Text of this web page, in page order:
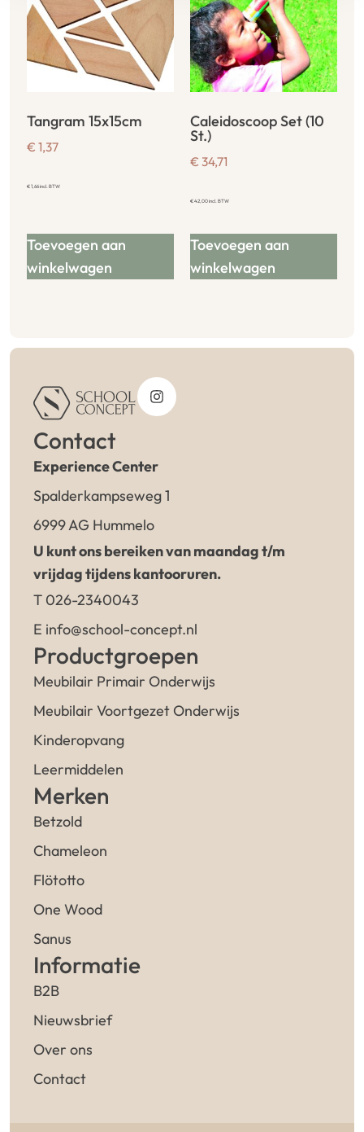
Tangram 15x15cm
€ 1,37
€1,66incl. BTW
Toevoegen aan
winkelwagen
Caleidoscoop Set (10
St.)
€ 34,71
€42,00incl. BTW
Toevoegen aan
winkelwagen
Contact
Experience Center
Spalderkampseweg 1
6999 AG Hummelo
U kunt ons bereiken van maandag t/m
vrijdag tijdens kantooruren.
T 026-2340043
E info@school-concept.nl
Productgroepen
Meubilair Primair Onderwijs
Meubilair Voortgezet Onderwijs
Kinderopvang
Leermiddelen
Merken
Betzold
Chameleon
Flötotto
One Wood
Sanus
Informatie
B2B
Nieuwsbrief
Over ons
Contact